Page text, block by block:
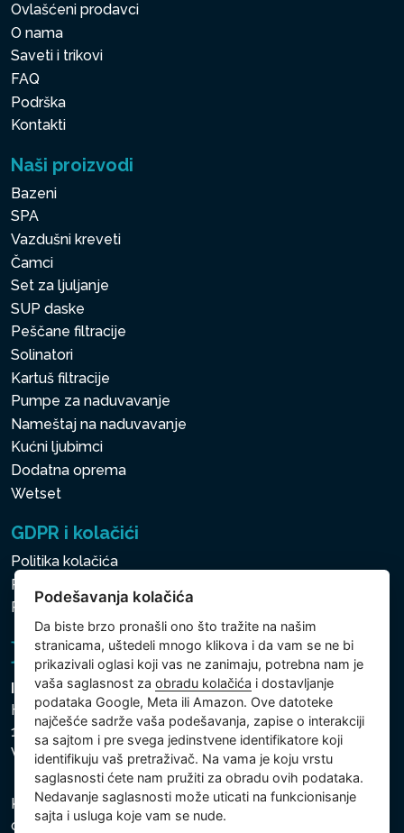
Ovlašćeni prodavci
O nama
Saveti i trikovi
FAQ
Podrška
Kontakti
Naši proizvodi
Bazeni
SPA
Vazdušni kreveti
Čamci
Set za ljuljanje
SUP daske
Peščane filtracije
Solinatori
Kartuš filtracije
Pumpe za naduvavanje
Nameštaj na naduvavanje
Kućni ljubimci
Dodatna oprema
Wetset
GDPR i kolačići
Politika kolačića
Politika zaštite ličnih i drugih obrađivanih podataka
Politika kolačića
Intex Trading, s.r.o.
Hradecká 2526/3
130 00 Praha 3
Vinohrady - Česká republika
Kompanija je registrovana u Opštinskom sudu u Pragu,
odeljak C, uložak 74759, Identifikacioni broj kompanije:
Podešavanja kolačića
Da biste brzo pronašli ono što tražite na našim
stranicama, uštedeli mnogo klikova i da vam se ne bi
prikazivali oglasi koji vas ne zanimaju, potrebna nam je
vaša saglasnost zaobradu kolačića i dostavljanje
podataka Google, Meta ili Amazon. Ove datoteke
najčešće sadrže vaša podešavanja, zapise o interakciji
sa sajtom i pre svega jedinstvene identifikatore koji
identifikuju vaš pretraživač. Na vama je koju vrstu
saglasnosti ćete nam pružiti za obradu ovih podataka.
Nedavanje saglasnosti može uticati na funkcionisanje
sajta i usluga koje vam se nude.